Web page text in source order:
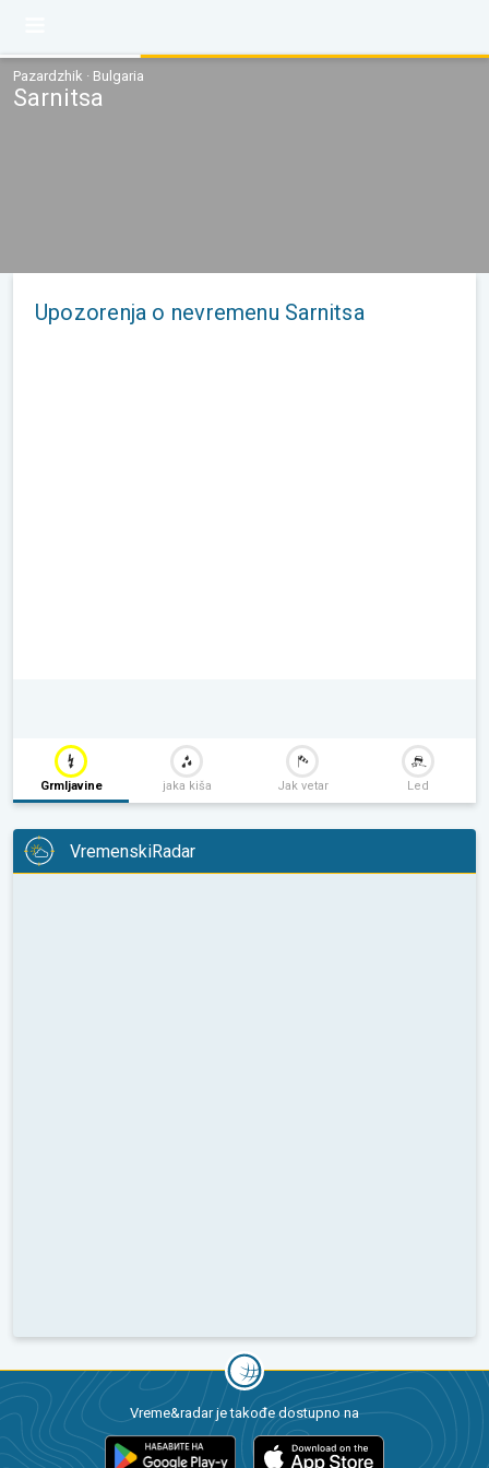
Pazardzhik · Bulgaria
Sarnitsa
Upozorenja o nevremenu Sarnitsa
Grmljavine jaka kiša Jak vetar Led
VremenskiRadar
Vreme&radar je takođe dostupno na